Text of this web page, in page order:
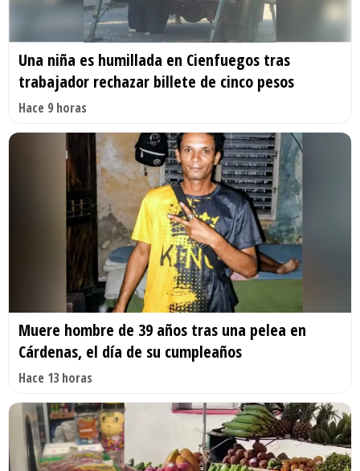
Una niña es humillada en Cienfuegos tras
trabajador rechazar billete de cinco pesos
Hace 9 horas
Muere hombre de 39 años tras una pelea en
Cárdenas, el día de su cumpleaños
Hace 13 horas